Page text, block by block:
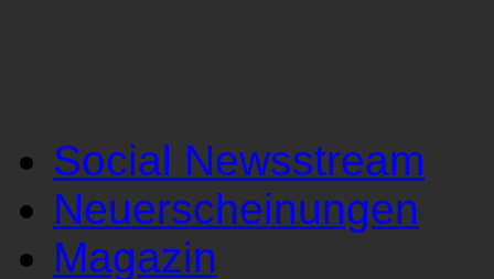
Social Newsstream
Neuerscheinungen
Magazin